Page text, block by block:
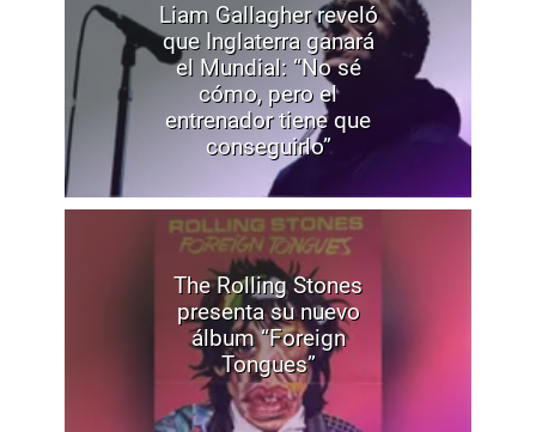
Liam Gallagher reveló
que Inglaterra ganará
el Mundial: “No sé
cómo, pero el
entrenador tiene que
conseguirlo”
The Rolling Stones
presenta su nuevo
álbum “Foreign
Tongues”